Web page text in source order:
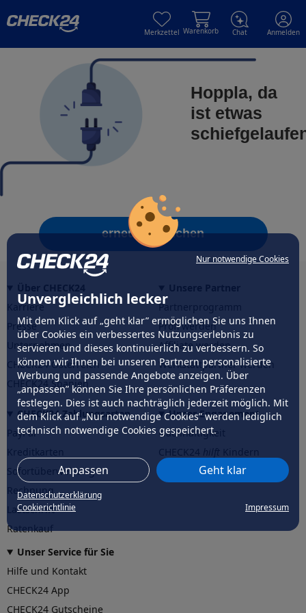
Nur notwendige Cookies
Unvergleichlich lecker
Mit dem Klick auf „geht klar” ermöglichen Sie uns Ihnen
über Cookies ein verbessertes Nutzungserlebnis zu
servieren und dieses kontinuierlich zu verbessern. So
können wir Ihnen bei unseren Partnern personalisierte
Werbung und passende Angebote anzeigen. Über
„anpassen” können Sie Ihre persönlichen Präferenzen
festlegen. Dies ist auch nachträglich jederzeit möglich. Mit
dem Klick auf „Nur notwendige Cookies” werden lediglich
technisch notwendige Cookies gespeichert.
Anpassen Geht klar
Datenschutzerklärung
Cookierichtlinie
Impressum
Merkzettel Warenkorb Chat Anmelden
Hoppla, da
ist etwas
erneut versuchen
Karriere
Presse
Unternehmen
CHECK24 Österreich
CHECK24 Spanien
Partnerprogramm
Profi werden
Affiliate werden
Werkstattpartner werden
CHECK24 Zahlungsarten
PayPal
Sofortüberweisung
Rechnung
Lastschrift
Ratenkauf
Unser Engagement
Nachhaltigkeit
CHECK24hilftder Natur
Unser Service für Sie
Hilfe und Kontakt
CHECK24 App
CHECK24 Gutscheine